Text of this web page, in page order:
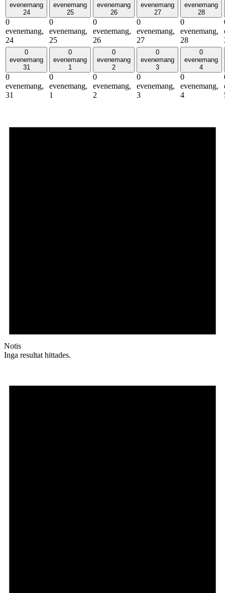
evenemang
24
0
evenemang,
24
evenemang
25
0
evenemang,
25
evenemang
26
0
evenemang,
26
evenemang
27
0
evenemang,
27
evenemang
28
0
evenemang,
28
0
evenemang
31
0
evenemang,
31
0
evenemang
1
0
evenemang,
1
0
evenemang
2
0
evenemang,
2
0
evenemang
3
0
evenemang,
3
0
evenemang
4
0
evenemang,
4
Notis
Inga resultat hittades.